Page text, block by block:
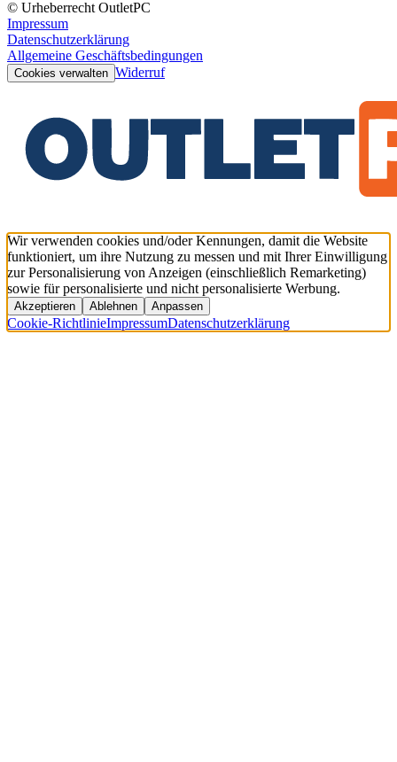
© Urheberrecht OutletPC
Impressum
Datenschutzerklärung
Allgemeine Geschäftsbedingungen
Cookies verwalten Widerruf
Wir verwenden cookies und/oder Kennungen, damit die Website
funktioniert, um ihre Nutzung zu messen und mit Ihrer Einwilligung
zur Personalisierung von Anzeigen (einschließlich Remarketing)
sowie für personalisierte und nicht personalisierte Werbung.
Akzeptieren Ablehnen Anpassen
Cookie-RichtlinieImpressumDatenschutzerklärung